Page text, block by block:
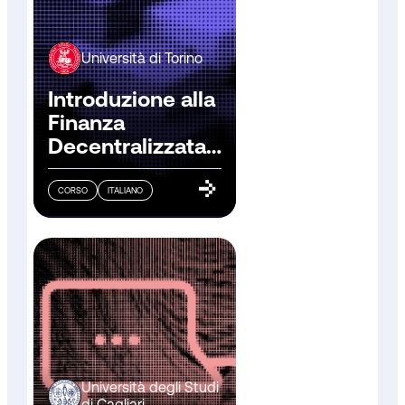
Università di Torino
Introduzione alla
Finanza
Decentralizzata
(DeFi)
CORSO ITALIANO
Università degli Studi